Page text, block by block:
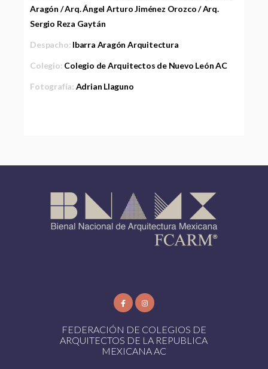
Aragón / Arq. Ángel Arturo Jiménez Orozco / Arq.
Sergio Reza Gaytán
Despacho: Ibarra Aragón Arquitectura
Colegio: Colegio de Arquitectos de Nuevo León AC
Fotografía: Adrian Llaguno
FEDERACIÓN DE COLEGIOS DE
ARQUITECTOS DE LA REPUBLICA
MEXICANA AC